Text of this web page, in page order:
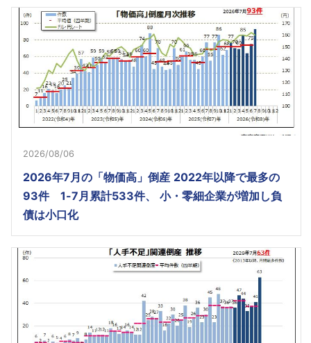
2026/08/06
2026年7月の「物価高」倒産 2022年以降で最多の
93件 1-7月累計533件、 小・零細企業が増加し負
債は小口化